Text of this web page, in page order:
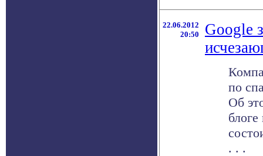
22.06.2012
20:50
Google
по
Об
. . .